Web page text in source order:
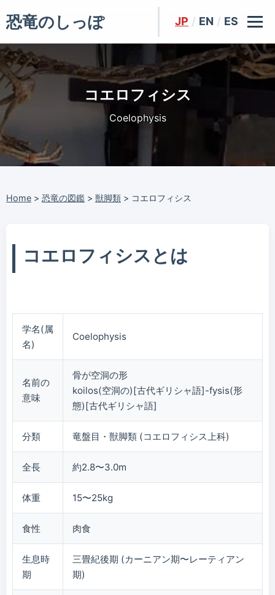
恐竜のしっぽ JP / EN / ES
コエロフィシス
Coelophysis
Home > 恐竜の図鑑 > 獣脚類 > コエロフィシス
コエロフィシスとは
学名(属
名)
Coelophysis
名前の
意味
骨が空洞の形
koilos(空洞の)[古代ギリシャ語]-fysis(形
態)[古代ギリシャ語]
分類 竜盤目・獣脚類 (コエロフィシス上科)
全長 約2.8〜3.0m
体重 15〜25kg
食性 肉食
生息時
期
三畳紀後期 (カーニアン期〜レーティアン
期)